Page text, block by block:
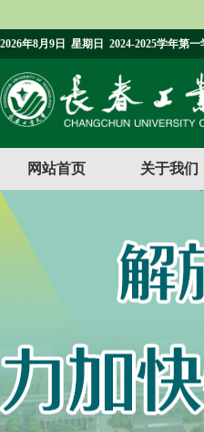
2026年8月9日 星期日 2024-2025学年第一
网站首页 关于我们